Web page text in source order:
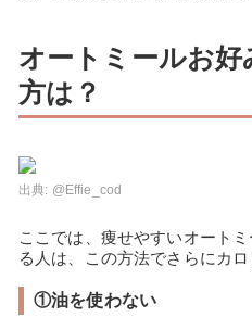
オートミールお
方は？
出典: @Effie_cod
ここでは、痩せやすいオート
る人は、この方法でさらにカ
①油を使わない